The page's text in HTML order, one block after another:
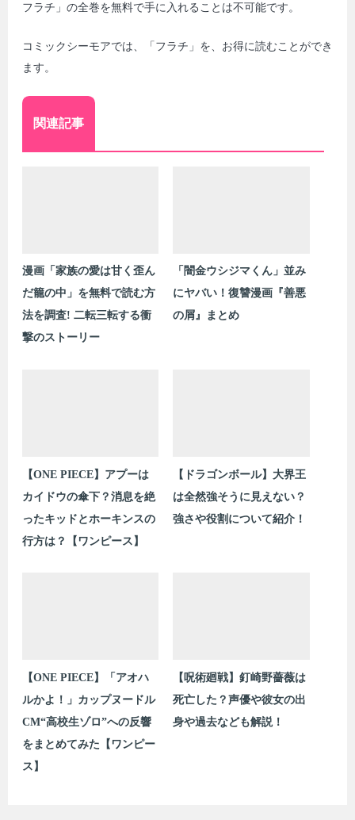
フラチ」の全巻を無料で手に入れることは不可能です。
コミックシーモアでは、「フラチ」を、お得に読むことができ
ます。
関連記事
漫画「家族の愛は甘く歪ん
だ籠の中」を無料で読む方
法を調査! 二転三転する衝
撃のストーリー
「闇金ウシジマくん」並み
にヤバい！復讐漫画『善悪
の屑』まとめ
【ONE PIECE】アプーは
カイドウの傘下？消息を絶
ったキッドとホーキンスの
行方は？【ワンピース】
【ドラゴンボール】大界王
は全然強そうに見えない？
強さや役割について紹介！
【ONE PIECE】「アオハ
ルかよ！」カップヌードル
CM“高校生ゾロ”への反響
をまとめてみた【ワンピー
ス】
【呪術廻戦】釘崎野薔薇は
死亡した？声優や彼女の出
身や過去なども解説！